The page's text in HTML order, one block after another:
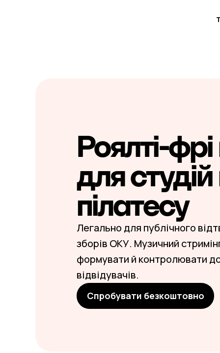
Роялті-
для
пілатесу
Легально для публічного
зборів ОКУ. Музичний
формувати й контролювати
відвідувачів.
Спробувати безкоштовно